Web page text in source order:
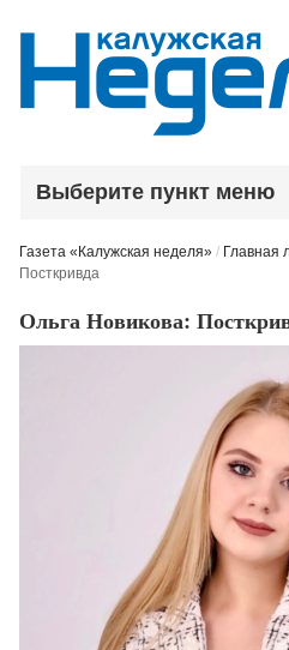
Выберите пункт меню
Газета «Калужская неделя» / Главная
Посткривда
Ольга Новикова: